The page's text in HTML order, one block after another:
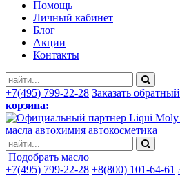
Помощь
Личный кабинет
Блог
Акции
Контакты
+7(495) 799-22-28 Заказать
корзина:
масла автохимия автокосметика
Подобрать масло
+7(495) 799-22-28 +8(800) 101-64-61